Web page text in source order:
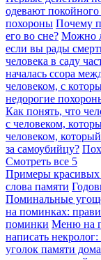
одевают
похороны Почему
его во сне? Можно
если вы рады
человека в саду
началась ссора
человеком, с
недорогие
Как понять, что
с человеком,
человеком,
за самоубийцу?
Смотреть все 5
Примеры красивых
слова памяти
Поминальные
на поминках:
поминки Меню на
написать
уголок памяти